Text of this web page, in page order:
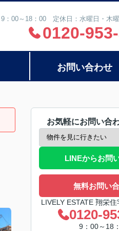
：00～18：00 定休日：水曜日・木
0120-
お問い合わせ
お気軽にお問い合
LINEからお問
無料お問い
LIVELY ESTATE 翔栄
0120-
9：00～18